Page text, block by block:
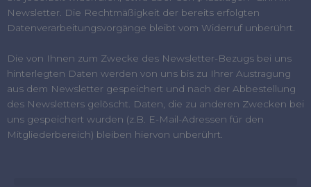
Newsletter. Die Rechtmäßigkeit der bereits erfolgten
Datenverarbeitungsvorgänge bleibt vom Widerruf unberührt.
Die von Ihnen zum Zwecke des Newsletter-Bezugs bei uns
hinterlegten Daten werden von uns bis zu Ihrer Austragung
aus dem Newsletter gespeichert und nach der Abbestellung
des Newsletters gelöscht. Daten, die zu anderen Zwecken bei
uns gespeichert wurden (z.B. E-Mail-Adressen für den
Mitgliederbereich) bleiben hiervon unberührt.